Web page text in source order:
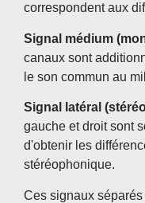
correspondent aux
Signal médium
canaux sont
le son commun au
Signal latéral
gauche et droit sont
d'obtenir les
stéréophonique.
Ces signaux